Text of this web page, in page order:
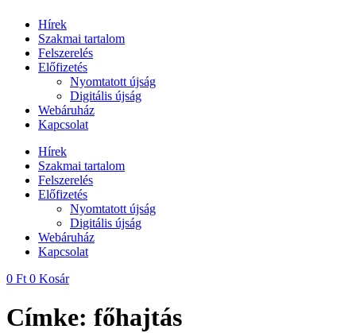
Hírek
Szakmai tartalom
Felszerelés
Előfizetés
Nyomtatott újság
Digitális újság
Webáruház
Kapcsolat
Hírek
Szakmai tartalom
Felszerelés
Előfizetés
Nyomtatott újság
Digitális újság
Webáruház
Kapcsolat
0 Ft 0 Kosár
Címke: főhajtás